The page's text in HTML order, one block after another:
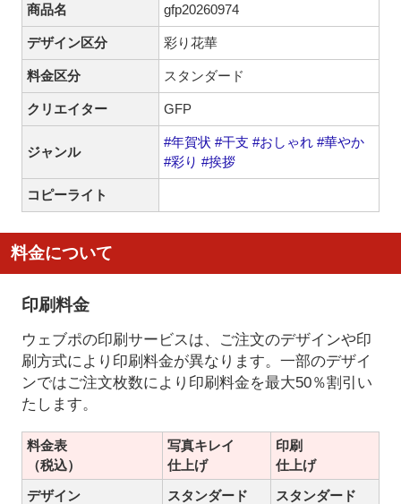
商品名 gfp20260974
デザイン区分 彩り花華
料金区分 スタンダード
クリエイター GFP
ジャンル
#年賀状 #干支 #おしゃれ #華やか
#彩り #挨拶
コピーライト
料金について
印刷料金
ウェブポの印刷サービスは、ご注文のデザインや印
刷方式により印刷料金が異なります。一部のデザイ
ンではご注文枚数により印刷料金を最大50％割引い
たします。
料金表
（税込）
写真キレイ
仕上げ
印刷
仕上げ
デザイン
スタンダード スタンダード